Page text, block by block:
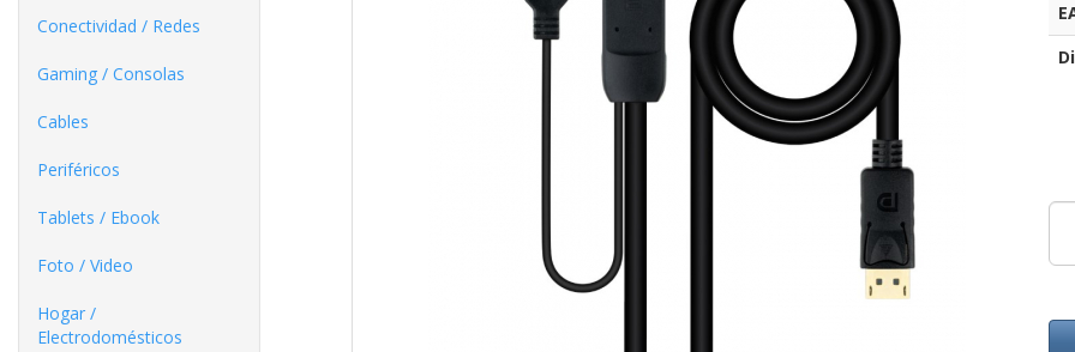
Conectividad / Redes
Gaming / Consolas
Cables
Periféricos
Tablets / Ebook
Foto / Video
Hogar /
Electrodomésticos